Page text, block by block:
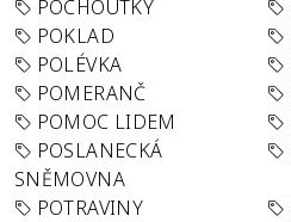
POCHOUTKY
POKLAD
POLÉVKA
POMERANČ
POMOC LIDEM
POSLANECKÁ
SNĚMOVNA
POTRAVINY